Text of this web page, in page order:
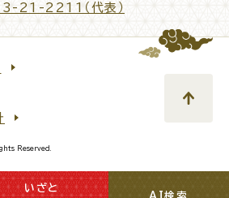
出雲市総合振興計画
わせ
閉じる
いざと
AI検索
21-2211（代表）
Reserved.